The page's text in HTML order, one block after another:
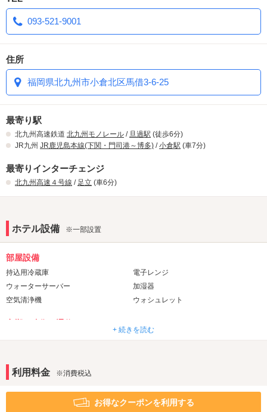
まだまだ手放せないマスクも明るいカラーに
また､これからの季節に必須アイテムの日焼け止めも
ご用意しております
利用時間によって商品が変わりますので
CMで話題の高機能加湿器
「エアドッグ モイ」を導入
オゾンの力で常に清潔な水で加湿してくれ
Dタイプのお部屋に設置しています
✼••┈┈┈┈┈┈┈┈••✼
シャンプー・ボディーソープが
気になるシャンプーをお試し下さい
093-521-9001
住所
福岡県北九州市小倉北区馬借3-6-25
最寄り駅
北九州高速鉄道 北九州モノレール /旦過駅 (徒歩6分)
JR九州 JR鹿児島本線(下関・門司港～博多) /小倉駅 (車7分)
最寄りインターチェンジ
北九州高速４号線 / 足立 (車6分)
ホテル設備 ※一部設置
部屋設備
持込用冷蔵庫
電子レンジ
ウォーターサーバー
加湿器
空気清浄機
ウォシュレット
VOD
Wi-Fi
DVDプレーヤー
カールドライヤー
+ 続きを読む
利用料金 ※消費税込
お得なクーポンを利用する